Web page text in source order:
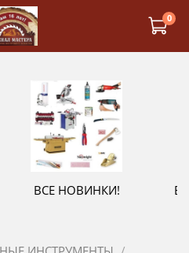
0
ВСЕ НОВИНКИ!